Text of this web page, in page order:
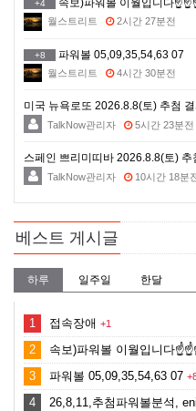
+4 속보)파워볼 이월입니다
월스트리트 2시간 27분전
+8 파워볼 05,09,35,54,63 07
월스트리트 4시간 30분전
미국 뉴욕로또 2026.8.8(토) 추첨
TalkNow관리자 5시간 23분전
스페인 쁘리미띠바 2026.8.8(토)
TalkNow관리자 10시간 18분
베스트 게시글
하루 일주일 한달
1 접속장애 +1
2 속보)파워볼 이월입니다
3 파워볼 05,09,35,54,63 07
4 26,8,11,추첨파워볼분석,